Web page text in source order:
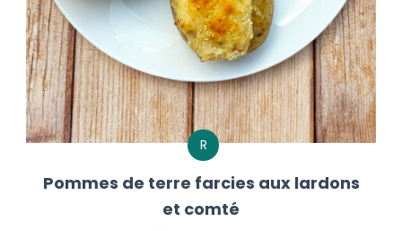
R
Pommes de terre farcies aux lardons
et comté